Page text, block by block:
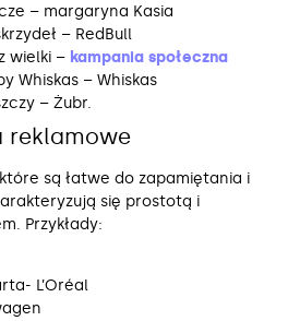
– margaryna Kasia
– RedBull
wielki – kampania społeczna
Whiskas – Whiskas
– Żubr.
reklamowe
są łatwe do zapamiętania i
się prostotą i
Przykłady:
L’Oréal